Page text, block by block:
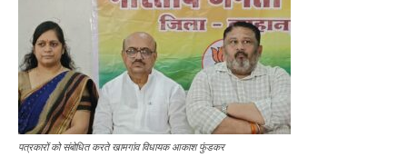
पत्रकारों को संबोधित करते खामगांव विधायक आकाश फुंडकर